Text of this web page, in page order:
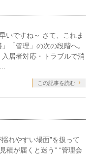
いですね～ さて、これま
「管理」の次の段階へ。
居者対応・トラブルで消
この記事を読む
れやすい場面”を扱って
積が届くと迷う” “管理会